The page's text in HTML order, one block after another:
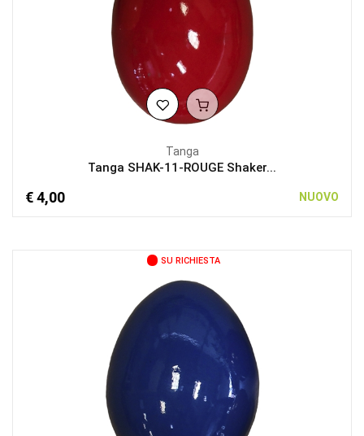
Tanga
Tanga SHAK-11-ROUGE Shaker...
€ 4,00 NUOVO
SU RICHIESTA